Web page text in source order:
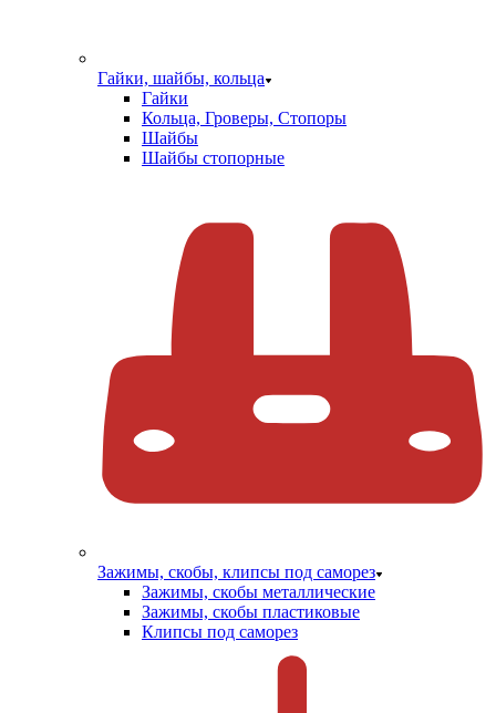
Гайки, шайбы, кольца
Гайки
Кольца, Гроверы, Стопоры
Шайбы
Шайбы стопорные
Зажимы, скобы, клипсы под саморез
Зажимы, скобы металлические
Зажимы, скобы пластиковые
Клипсы под саморез